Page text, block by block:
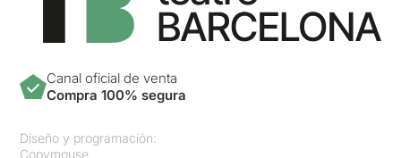
Canal oficial de venta
Compra 100% segura
Diseño y programación:
Copymouse